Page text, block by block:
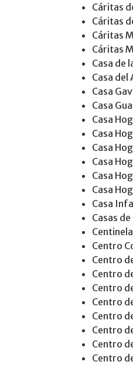
Cáritas
Cáritas
Cáritas
Cáritas
Casa de
Casa del
Casa
Casa
Casa
Casa
Casa
Casa
Casa
Casa
Casa
Casas
Centro
Centro
Centro
Centro
Centro
Centro
Centro
Centro
Centro